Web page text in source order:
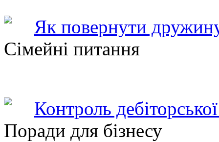
Як повернути
Сімейні питання
Контроль
Поради для бізнесу